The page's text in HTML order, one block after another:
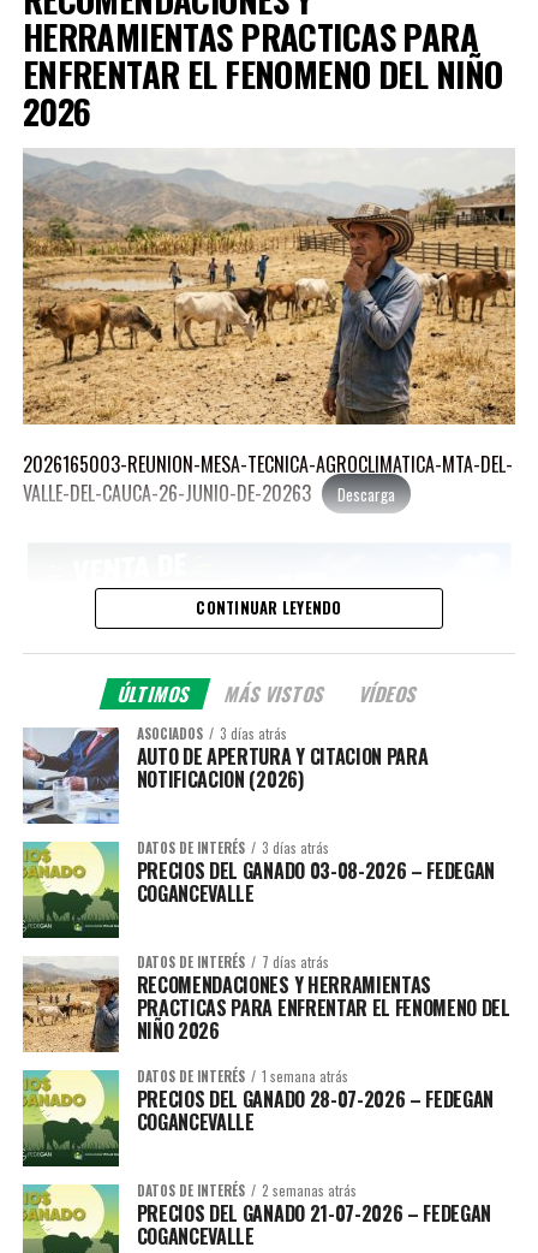
MEJIA-SIERRA-REINA-LUCIA-1 Descarga
MORALES-AGUDELO-JORGE-ANDRES-1
OROZCO-ZAPATA-PAULO-ANDRES-1 Descarga
PEDROZA-LOZANO-LEON-MARIA-1 Descarga
RAMIREZ-SANCHEZ-PAOLA-ANDREA-1 Descarga
RODRIGUEZ-CORTES-MARCO-AURELIO-1 Descarga
HERRAMIENTAS PRACTICAS PARA
ENFRENTAR EL FENOMENO DEL NIÑO
2026
2026165003-REUNION-MESA-TECNICA-AGROCLIMATICA-MTA-DEL-
VALLE-DEL-CAUCA-26-JUNIO-DE-20263
Descarga
CONTINUAR LEYENDO
ÚLTIMOS MÁS VISTOS VÍDEOS
ASOCIADOS 3 días atrás
AUTO DE APERTURA Y CITACION PARA
NOTIFICACION (2026)
DATOS DE INTERÉS 3 días atrás
PRECIOS DEL GANADO 03-08-2026 – FEDEGAN
COGANCEVALLE
DATOS DE INTERÉS 7 días atrás
RECOMENDACIONES Y HERRAMIENTAS
PRACTICAS PARA ENFRENTAR EL FENOMENO DEL
NIÑO 2026
DATOS DE INTERÉS 1 semana atrás
PRECIOS DEL GANADO 28-07-2026 – FEDEGAN
COGANCEVALLE
DATOS DE INTERÉS 2 semanas atrás
PRECIOS DEL GANADO 21-07-2026 – FEDEGAN
COGANCEVALLE